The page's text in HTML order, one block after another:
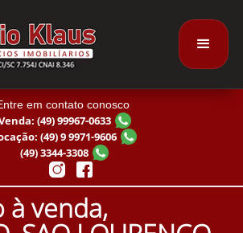
em contato conosco
(49) 99967-0633
(49) 9 9971-9606
(49) 3344-3308
à venda,